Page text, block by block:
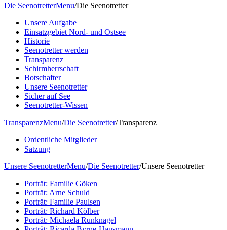
Die SeenotretterMenu/Die Seenotretter
Unsere Aufgabe
Einsatzgebiet Nord- und Ostsee
Historie
Seenotretter werden
Transparenz
Schirmherrschaft
Botschafter
Unsere Seenotretter
Sicher auf See
Seenotretter-Wissen
TransparenzMenu/Die Seenotretter/Transparenz
Ordentliche Mitglieder
Satzung
Unsere SeenotretterMenu/Die Seenotretter/Unsere Seenotretter
Porträt: Familie Göken
Porträt: Arne Schuld
Porträt: Familie Paulsen
Porträt: Richard Kölber
Porträt: Michaela Runknagel